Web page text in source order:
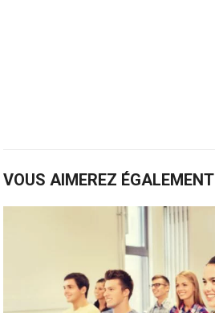
VOUS AIMEREZ ÉGALEMENT